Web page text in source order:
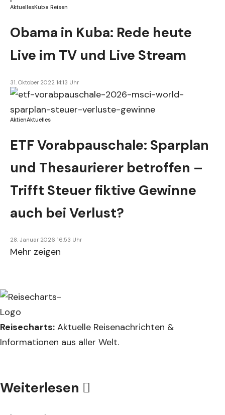
AktuellesKuba Reisen
Obama in Kuba: Rede heute
Live im TV und Live Stream
31. Oktober 2022 14:13 Uhr
AktienAktuelles
ETF Vorabpauschale: Sparplan
und Thesaurierer betroffen –
Trifft Steuer fiktive Gewinne
auch bei Verlust?
28. Januar 2026 16:53 Uhr
Mehr zeigen
Reisecharts: Aktuelle Reisenachrichten &
Informationen aus aller Welt.
Weiterlesen